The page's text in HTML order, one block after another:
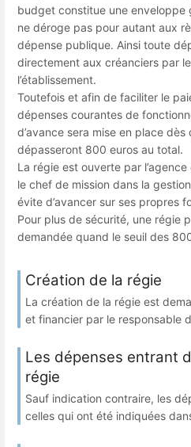
budget constitue une enveloppe
ne déroge pas pour autant aux
dépense publique. Ainsi toute
directement aux créanciers par
l’établissement.
Toutefois et afin de faciliter le
dépenses courantes de
d’avance sera mise en place
dépasseront 800 euros au total.
La régie est ouverte par
le chef de mission dans la
évite d’avancer sur ses propres
Pour plus de sécurité, une régie
demandée quand le seuil des
Création de la régie
La création de la régie est
et financier par le responsable
Les dépenses entrant
régie
Sauf indication contraire, les
celles qui ont été indiquées